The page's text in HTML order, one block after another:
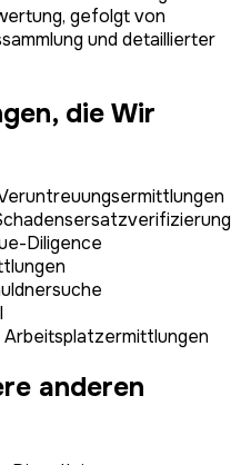
gefolgt von
und detaillierter
die Wir
Diligence
anderen